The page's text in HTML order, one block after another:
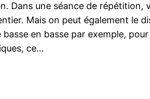
Dans une séance de répétition,
Mais on peut également le
en basse par exemple,
ce…